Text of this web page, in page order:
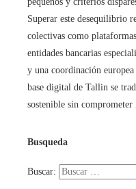
Superar este desequilibrio
colectivas como
entidades bancarias
y una coordinación
base digital de Tallin se
sostenible sin
Busqueda
Buscar: